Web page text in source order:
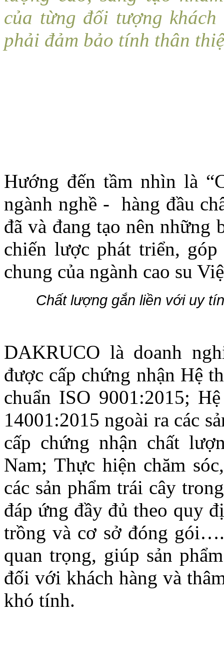
của từng đối tượng
phải đảm bảo tính thân
Hướng đến tầm nhìn là
ngành nghề - hàng đầu
đã và đang tạo nên những
chiến lược phát triển,
chung của ngành cao su
Chất lượng gắn liền với uy
DAKRUCO là doanh
được cấp chứng nhận Hệ
chuẩn ISO 9001:2015;
14001:2015 ngoài ra các
cấp chứng nhận chất
Nam; Thực hiện chăm
các sản phẩm trái cây
đáp ứng đầy đủ theo quy
trồng và cơ sở đóng
quan trọng, giúp sản
đối với khách hàng và
khó tính.